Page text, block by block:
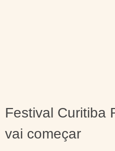
Festival Curitiba
vai começar